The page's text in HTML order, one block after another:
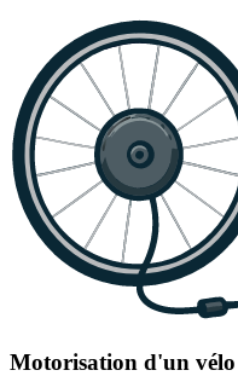
Motorisation d'un vélo